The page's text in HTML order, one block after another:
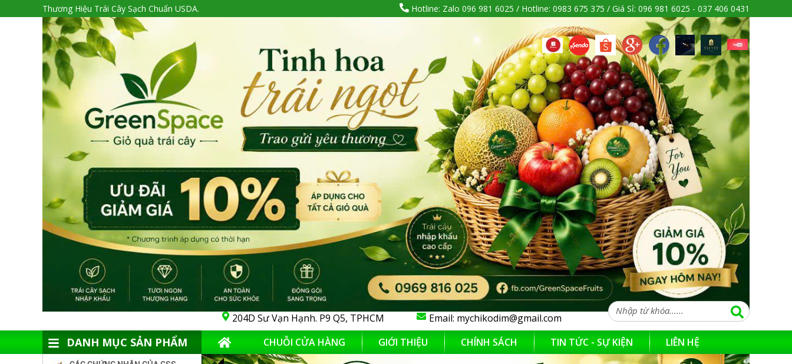
Thương Hiệu Trái Cây Sạch Chuẩn USDA. Hotline: Zalo 096 981 6025 / Hotline: 0983 675 375 / Giá Sỉ: 096 981 6025 - 037 406 0431
204D Sư Vạn Hạnh. P9 Q5, TPHCM Email: mychikodim@gmail.com
DANH MỤC SẢN PHẨM CHUỖI CỬA HÀNG GIỚI THIỆU CHÍNH SÁCH TIN TỨC - SỰ KIỆN LIÊN HỆ